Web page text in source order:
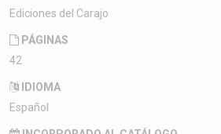
Ediciones del Carajo
PÁGINAS
42
IDIOMA
Español